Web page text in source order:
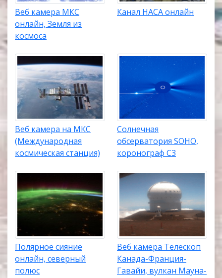
Веб камера МКС
онлайн, Земля из
космоса
Канал НАСА онлайн
Веб камера на МКС
(Международная
космическая станция)
Солнечная
обсерватория SOHO,
коронограф C3
Полярное сияние
онлайн, северный
полюс
Веб камера Телескоп
Канада-Франция-
Гавайи, вулкан Мауна-